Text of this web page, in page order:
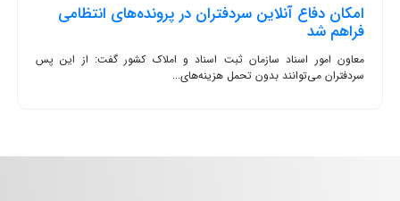
امکان دفاع آنلاین سردفتران در پرونده‌های انتظامی
فراهم شد
معاون امور اسناد سازمان ثبت اسناد و املاک کشور گفت: از این پس
سردفتران می‌توانند بدون تحمل هزینه‌های...